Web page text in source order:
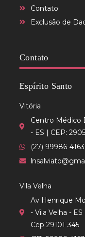
Contato
Exclusão de
Contato
Espírito Santo
Vitória
Centro Médico
- ES | CEP:
(27) 99986-4163
Vila Velha
Av Henrique
- Vila Velha -
Cep 29101-345